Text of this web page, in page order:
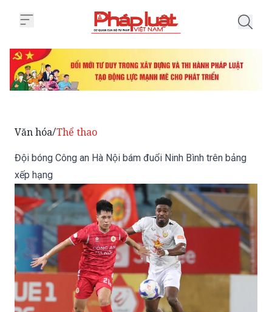
Văn hóa/Thể thao
Đội bóng Công an Hà Nội bám đuổi Ninh Bình trên bảng
xếp hạng